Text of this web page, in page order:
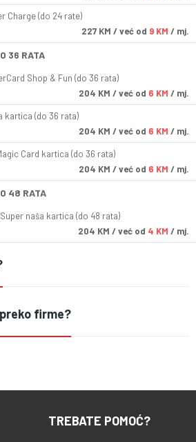
Charge (do 24 rate)
227 KM / već od 9 KM / mj.
36 RATA
Shop & Fun (do 36 rata)
204 KM / već od 6 KM / mj.
kartica (do 36 rata)
204 KM / već od 6 KM / mj.
Card kartica (do 36 rata)
204 KM / već od 6 KM / mj.
48 RATA
naša kartica (do 48 rata)
204 KM / već od 4 KM / mj.
firme?
TREBATE POMOĆ?